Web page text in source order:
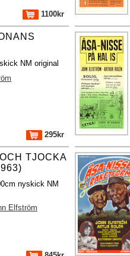
1100kr
NM original
295kr
TJOCKA
nyskick NM
Elfström